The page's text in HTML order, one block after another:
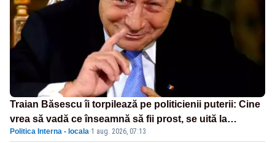
Traian Băsescu îi torpilează pe politicienii puterii: Cine
vrea să vadă ce înseamnă să fii prost, se uită la
România
Politica Interna - locala·1 aug. 2026, 07:13